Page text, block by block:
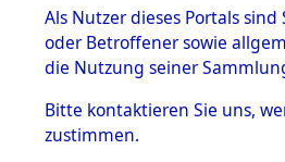
Inhaftierungsdoku
mente
1.2.9 Beim ITS
verwahrte
1.2.9.1
Effekten aus
Als Nutzer dieses Portals
oder Betroffener sowie
die Nutzung seiner
Bitte kontaktieren Sie uns,
zustimmen.